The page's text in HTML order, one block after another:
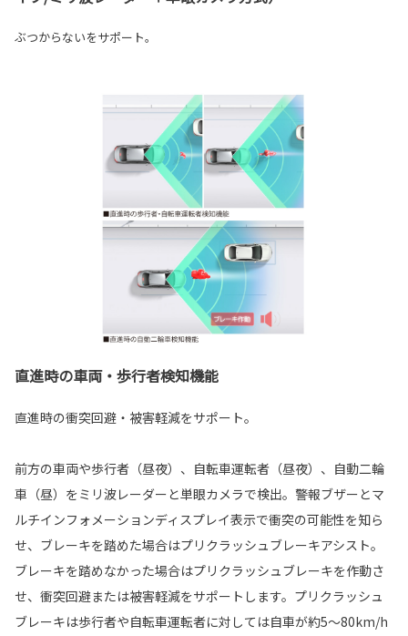
ぶつからないをサポート。
直進時の車両・歩行者検知機能
直進時の衝突回避・被害軽減をサポート。
前方の車両や歩行者（昼夜）、自転車運転者（昼夜）、自動二輪
車（昼）をミリ波レーダーと単眼カメラで検出。警報ブザーとマ
ルチインフォメーションディスプレイ表示で衝突の可能性を知ら
せ、ブレーキを踏めた場合はプリクラッシュブレーキアシスト。
ブレーキを踏めなかった場合はプリクラッシュブレーキを作動さ
せ、衝突回避または被害軽減をサポートします。プリクラッシュ
ブレーキは歩行者や自転車運転者に対しては自車が約5〜80km/h